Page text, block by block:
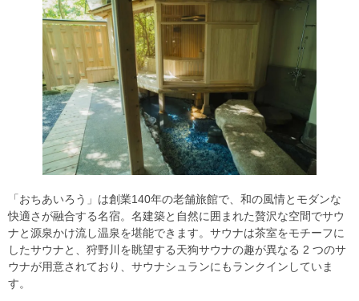
「おちあいろう」は創業140年の老舗旅館で、和の風情とモダンな
快適さが融合する名宿。名建築と自然に囲まれた贅沢な空間でサウ
ナと源泉かけ流し温泉を堪能できます。サウナは茶室をモチーフに
したサウナと、狩野川を眺望する天狗サウナの趣が異なる 2 つのサ
ウナが用意されており、サウナシュランにもランクインしていま
す。